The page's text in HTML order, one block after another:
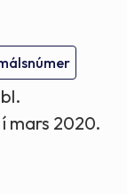
mars 2020.